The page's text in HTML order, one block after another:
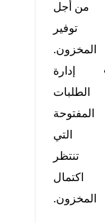
من أجل
توفير
المخزون.
إدارة
الطلبات
المفتوحة
التي
تنتظر
اكتمال
المخزون.